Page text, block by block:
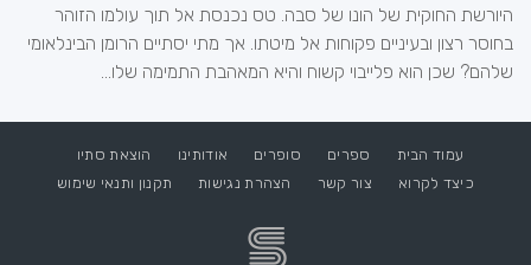
היורשת החוקית של הונו של סבה. טס נכנסת אל תוך עולמו הזוהר
בחוסר רצון ובעיניים פקוחות אל מיטתו. אך מתי יסתיים הרומן הבינלאומי
שלהם? שכן הוא פלייבוי קשוח והיא המאהבת התמימה שלו...
עמוד הבית ספרים סופרים אודותינו
הוצאת סתיו
כיצד לקרוא
צור קשר הצהרת נגישות תקנון ותנאי שימוש